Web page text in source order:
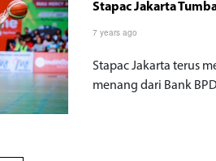
Stapac Jakarta
7 years ago
Stapac Jakarta terus
menang dari Bank